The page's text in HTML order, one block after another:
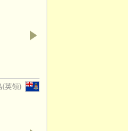
(英領)